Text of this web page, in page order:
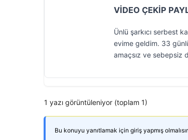
VİDEO ÇEKİP
Ünlü şarkıcı serbest
evime geldim. 33
amaçsız ve sebepsiz
1 yazı görüntüleniyor (toplam 1)
Bu konuyu yanıtlamak için giriş yapmış